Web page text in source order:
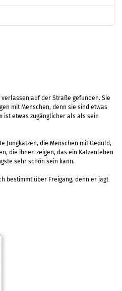
auf der Straße gefunden. Sie
mit Menschen, denn sie sind etwas
ist etwas zugänglicher als als sein
Jungkatzen, die Menschen mit Geduld,
die ihnen zeigen, das ein Katzenleben
sehr schön sein kann.
bestimmt über Freigang, denn er jagt